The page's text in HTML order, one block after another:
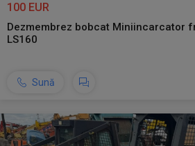
100 EUR
Dezmembrez bobcat Miniincarcator
LS160
Sună